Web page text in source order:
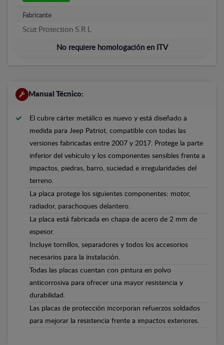
Fabricante
Scut Protection S.R.L
No requiere homologación en ITV
Manual Técnico:
El cubre cárter metálico es nuevo y está diseñado a
medida para Jeep Patriot, compatible con todas las
versiones fabricadas entre 2007 y 2017. Protege la parte
inferior del vehículo y los componentes sensibles frente a
impactos, piedras, barro, suciedad e irregularidades del
terreno.
La placa protege los siguientes componentes: motor,
radiador, parachoques delantero.
La placa está fabricada en chapa de acero de 2 mm de
espesor.
Incluye tornillos, separadores y todos los accesorios
necesarios para la instalación.
Todas las placas cuentan con pintura en polvo
anticorrosiva para ofrecer una mayor resistencia y
durabilidad.
Las placas de protección incorporan refuerzos soldados
para mejorar la resistencia frente a impactos exteriores.